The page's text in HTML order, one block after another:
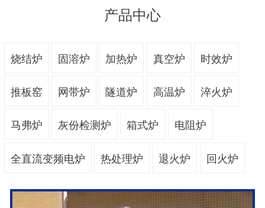
产品中心
烧结炉 固溶炉 加热炉 真空炉 时效炉
推板窑 网带炉 隧道炉 高温炉 淬火炉
马弗炉 灰份检测炉 箱式炉 电阻炉
全直流变频电炉 热处理炉 退火炉 回火炉